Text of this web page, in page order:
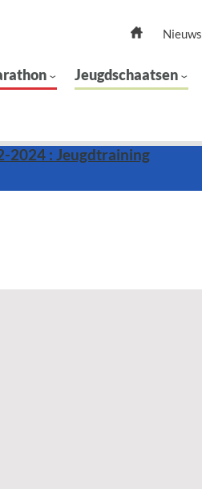
Nieuws
Jeugdschaatsen
2024 : Jeugdtraining